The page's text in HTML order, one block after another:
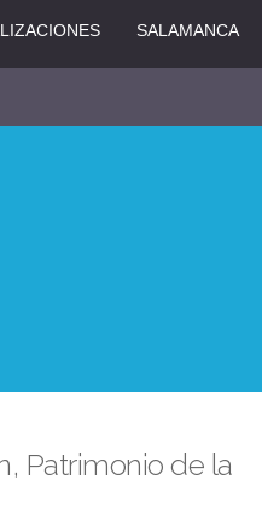
SALAMANCA
Patrimonio de la